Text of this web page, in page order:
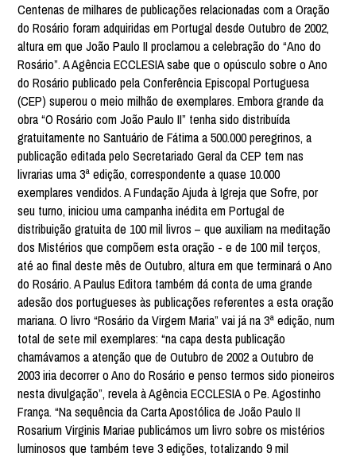
Centenas de milhares de publicações relacionadas com a Oração
do Rosário foram adquiridas em Portugal desde Outubro de 2002,
altura em que João Paulo II proclamou a celebração do “Ano do
Rosário”. A Agência ECCLESIA sabe que o opúsculo sobre o Ano
do Rosário publicado pela Conferência Episcopal Portuguesa
(CEP) superou o meio milhão de exemplares. Embora grande da
obra “O Rosário com João Paulo II” tenha sido distribuída
gratuitamente no Santuário de Fátima a 500.000 peregrinos, a
publicação editada pelo Secretariado Geral da CEP tem nas
livrarias uma 3ª edição, correspondente a quase 10.000
exemplares vendidos. A Fundação Ajuda à Igreja que Sofre, por
seu turno, iniciou uma campanha inédita em Portugal de
distribuição gratuita de 100 mil livros – que auxiliam na meditação
dos Mistérios que compõem esta oração - e de 100 mil terços,
até ao final deste mês de Outubro, altura em que terminará o Ano
do Rosário. A Paulus Editora também dá conta de uma grande
adesão dos portugueses às publicações referentes a esta oração
mariana. O livro “Rosário da Virgem Maria” vai já na 3ª edição, num
total de sete mil exemplares: “na capa desta publicação
chamávamos a atenção que de Outubro de 2002 a Outubro de
2003 iria decorrer o Ano do Rosário e penso termos sido pioneiros
nesta divulgação”, revela à Agência ECCLESIA o Pe. Agostinho
França. “Na sequência da Carta Apostólica de João Paulo II
Rosarium Virginis Mariae publicámos um livro sobre os mistérios
luminosos que também teve 3 edições, totalizando 9 mil